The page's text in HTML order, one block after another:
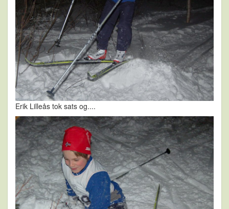
Erik Lilleås tok sats og....